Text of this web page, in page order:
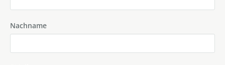
Nachname